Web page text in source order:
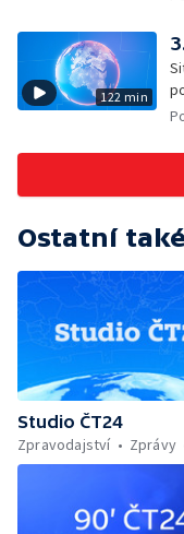
122 min
Ostatní
Studio ČT24
Zpravodajství
Zprávy